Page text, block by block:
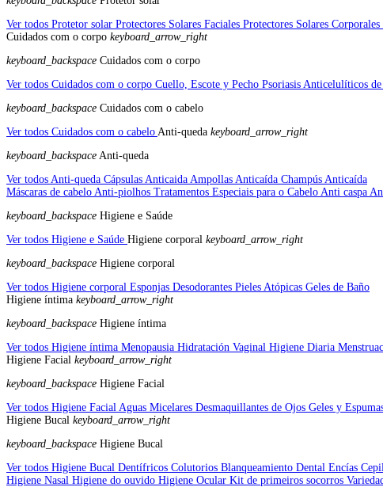
Ver todos Protetor solar Protectores Solares Faciales Protectores Solares Corporales
Cuidados com o corpo keyboard_arrow_right
keyboard_backspace Cuidados com o corpo
Ver todos Cuidados com o corpo Cuello, Escote y Pecho Psoriasis Anticelulíticos de
keyboard_backspace Cuidados com o cabelo
Ver todos Cuidados com o cabelo Anti-queda keyboard_arrow_right
keyboard_backspace Anti-queda
Ver todos Anti-queda Cápsulas Anticaida Ampollas Anticaída Champús Anticaída
Máscaras de cabelo Anti-piolhos Tratamentos Especiais para o Cabelo Anti caspa
keyboard_backspace Higiene e Saúde
Ver todos Higiene e Saúde Higiene corporal keyboard_arrow_right
keyboard_backspace Higiene corporal
Ver todos Higiene corporal Esponjas Desodorantes Pieles Atópicas Geles de Baño
Higiene íntima keyboard_arrow_right
keyboard_backspace Higiene íntima
Ver todos Higiene íntima Menopausia Hidratación Vaginal Higiene Diaria
Higiene Facial keyboard_arrow_right
keyboard_backspace Higiene Facial
Ver todos Higiene Facial Aguas Micelares Desmaquillantes de Ojos Geles y
Higiene Bucal keyboard_arrow_right
keyboard_backspace Higiene Bucal
Ver todos Higiene Bucal Dentífricos Colutorios Blanqueamiento Dental Encías
Higiene Nasal Higiene do ouvido Higiene Ocular Kit de primeiros socorros